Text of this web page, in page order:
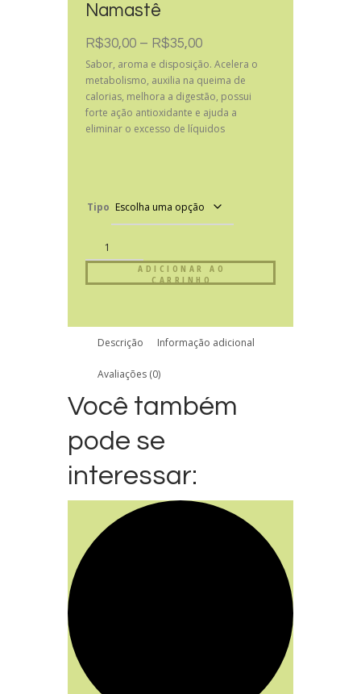
Namastê
R$30,00 – R$35,00
Sabor, aroma e disposição. Acelera o
metabolismo, auxilia na queima de
calorias, melhora a digestão, possui
forte ação antioxidante e ajuda a
eliminar o excesso de líquidos
Tipo
ADICIONAR AO
CARRINHO
Descrição Informação adicional
Avaliações (0)
Você também
pode se
interessar: